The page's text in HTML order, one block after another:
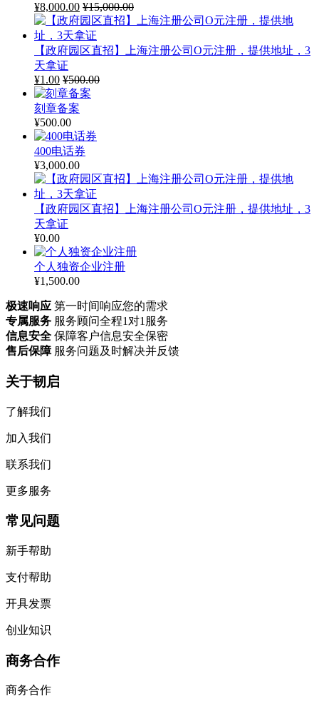
¥8,000.00 ¥15,000.00
【政府园区直招】上海注册公司O元注册，提供地址，3
天拿证
¥1.00 ¥500.00
刻章备案
¥500.00
400电话券
¥3,000.00
【政府园区直招】上海注册公司O元注册，提供地址，3
天拿证
¥0.00
个人独资企业注册
¥1,500.00
极速响应 第一时间响应您的需求
专属服务 服务顾问全程1对1服务
信息安全 保障客户信息安全保密
售后保障 服务问题及时解决并反馈
关于韧启
了解我们
加入我们
联系我们
更多服务
常见问题
新手帮助
支付帮助
开具发票
创业知识
商务合作
商务合作